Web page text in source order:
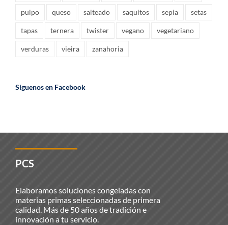
pulpo queso salteado saquitos sepia setas
tapas ternera twister vegano vegetariano
verduras vieira zanahoria
Síguenos en Facebook
PCS
Elaboramos soluciones congeladas con
materias primas seleccionadas de primera
calidad. Más de 50 años de tradición e
innovación a tu servicio.